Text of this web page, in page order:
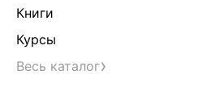
Кордицепс
Косметика
Косметика Myco
Книги
Курсы
Весь каталог›